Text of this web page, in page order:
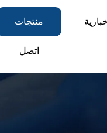
منتجات
اتصل